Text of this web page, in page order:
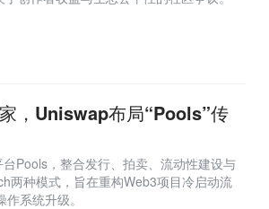
，Uniswap布局“Pools”传
Pools，整合发行、拍卖、流动性建设与
两种模式，旨在重构Web3项目冷启动流
系统升级。